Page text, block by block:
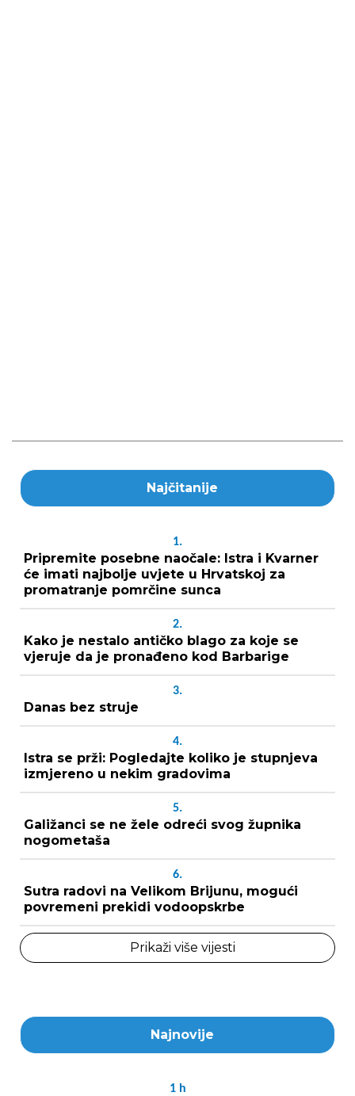
Najčitanije
1.
Pripremite posebne naočale: Istra i Kvarner
će imati najbolje uvjete u Hrvatskoj za
promatranje pomrčine sunca
2.
Kako je nestalo antičko blago za koje se
vjeruje da je pronađeno kod Barbarige
3.
Danas bez struje
4.
Istra se prži: Pogledajte koliko je stupnjeva
izmjereno u nekim gradovima
5.
Galižanci se ne žele odreći svog župnika
nogometaša
6.
Sutra radovi na Velikom Brijunu, mogući
povremeni prekidi vodoopskrbe
Prikaži više vijesti
Najnovije
1 h